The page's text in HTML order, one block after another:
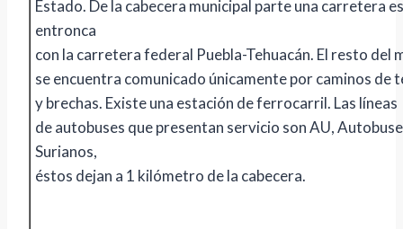
Estado. De la cabecera municipal parte una carretera
entronca
con la carretera federal Puebla-Tehuacán. El resto del
se encuentra comunicado únicamente por caminos de
y brechas. Existe una estación de ferrocarril. Las líneas
de autobuses que presentan servicio son AU,
Surianos,
éstos dejan a 1 kilómetro de la cabecera.